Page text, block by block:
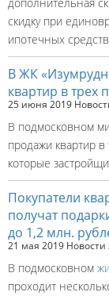
скидку при
ипотечных
В ЖК
квартир в трех
25 июня 2019
В подмосковном
продажи квартир
которые
Покупатели
получат
до 1,2 млн.
21 мая 2019
В подмосковном
проходит